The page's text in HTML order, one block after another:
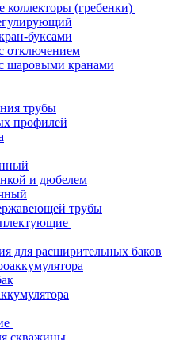
коллекторы (гребенки)
буксами
отключением
шаровыми кранами
трубы
профилей
и дюбелем
трубы
для расширительных баков
скважины